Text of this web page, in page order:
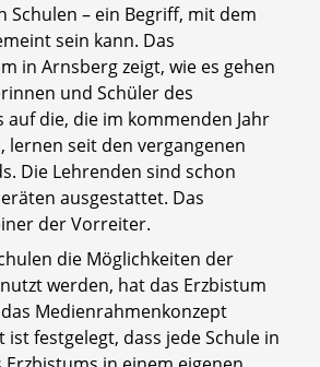
Schulen – ein Begriff, mit dem
sein kann. Das
in Arnsberg zeigt, wie es gehen
und Schüler des
auf die, die im kommenden Jahr
lernen seit den vergangenen
Die Lehrenden sind schon
ausgestattet. Das
der Vorreiter.
die Möglichkeiten der
werden, hat das Erzbistum
Medienrahmenkonzept
festgelegt, dass jede Schule in